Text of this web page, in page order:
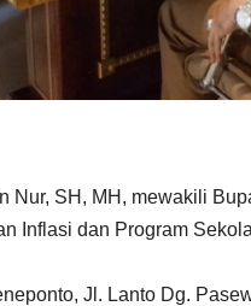
Nur, SH, MH, mewakili
Inflasi dan Program
Jl. Lanto Dg.